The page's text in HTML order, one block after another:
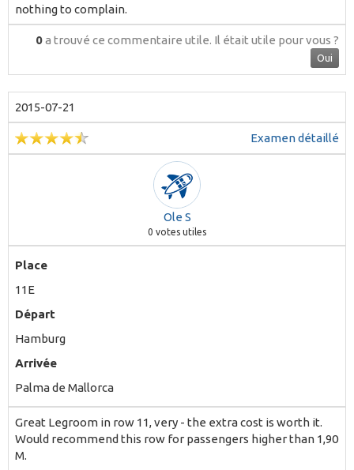
nothing to complain.
0a trouvé ce commentaire utile. Il était utile pour vous ?
Oui
2015-07-21
Examen détaillé
Ole S
0 votes utiles
Place
11E
Départ
Hamburg
Arrivée
Palma de Mallorca
Great Legroom in row 11, very - the extra cost is worth it.
Would recommend this row for passengers higher than 1,90
M.